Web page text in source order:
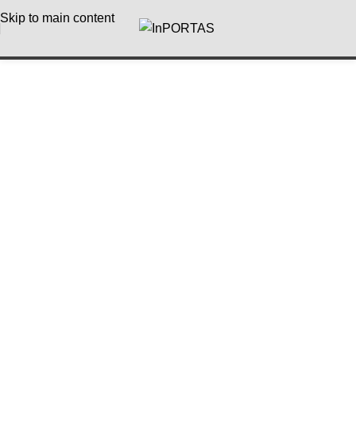
Skip to main content